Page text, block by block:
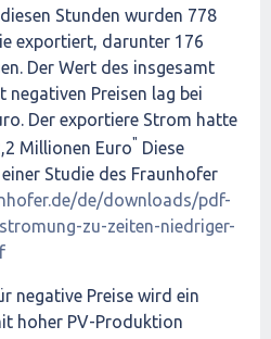
Stunden wurden 778
exportiert, darunter 176
Der Wert des insgesamt
Preisen lag bei
Der exportiere Strom hatte
Millionen Euro" Diese
Studie des Fraunhofer
de/downloads/pdf-
zu-zeiten-niedriger-
negative Preise wird ein
hoher PV-Produktion